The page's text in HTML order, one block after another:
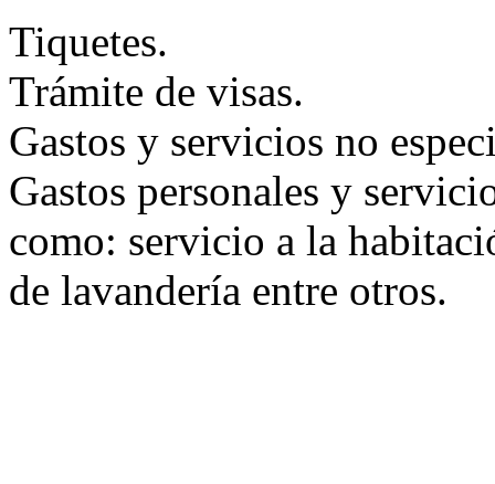
Tiquetes.
Trámite de visas.
Gastos y servicios no
Gastos personales y
como: servicio a la
de lavandería entre otros.